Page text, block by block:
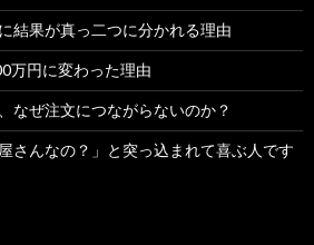
結果が真っ二つに分かれる理由
万円に変わった理由
なぜ注文につながらないのか？
さんなの？」と突っ込まれて喜ぶ人です